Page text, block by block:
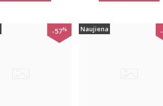
-57% Naujiena